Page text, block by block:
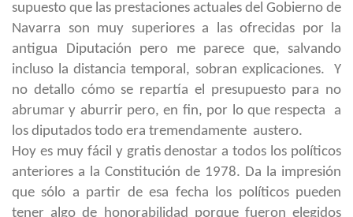
supuesto que las prestaciones actuales del Gobierno de
Navarra son muy superiores a las ofrecidas por la
antigua Diputación pero me parece que, salvando
incluso la distancia temporal, sobran explicaciones. Y
no detallo cómo se repartía el presupuesto para no
abrumar y aburrir pero, en fin, por lo que respecta a
los diputados todo era tremendamente austero.
Hoy es muy fácil y gratis denostar a todos los políticos
anteriores a la Constitución de 1978. Da la impresión
que sólo a partir de esa fecha los políticos pueden
tener algo de honorabilidad porque fueron elegidos